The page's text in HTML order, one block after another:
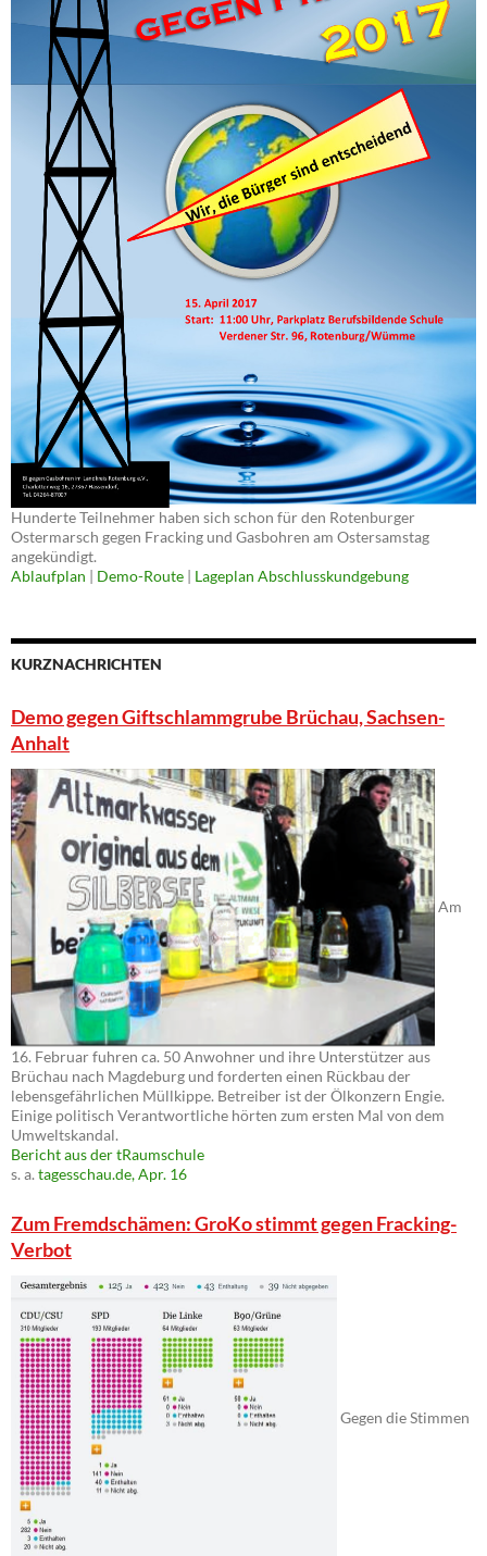
Hunderte Teilnehmer haben sich schon für den Rotenburger
Ostermarsch gegen Fracking und Gasbohren am Ostersamstag
angekündigt.
Ablaufplan | Demo-Route | Lageplan Abschlusskundgebung
KURZNACHRICHTEN
Demo gegen Giftschlammgrube Brüchau, Sachsen-
Anhalt
Am
16. Februar fuhren ca. 50 Anwohner und ihre Unterstützer aus
Brüchau nach Magdeburg und forderten einen Rückbau der
lebensgefährlichen Müllkippe. Betreiber ist der Ölkonzern Engie.
Einige politisch Verantwortliche hörten zum ersten Mal von dem
Umweltskandal.
Bericht aus der tRaumschule
s. a. tagesschau.de, Apr. 16
Zum Fremdschämen: GroKo stimmt gegen Fracking-
Verbot
Gegen die Stimmen